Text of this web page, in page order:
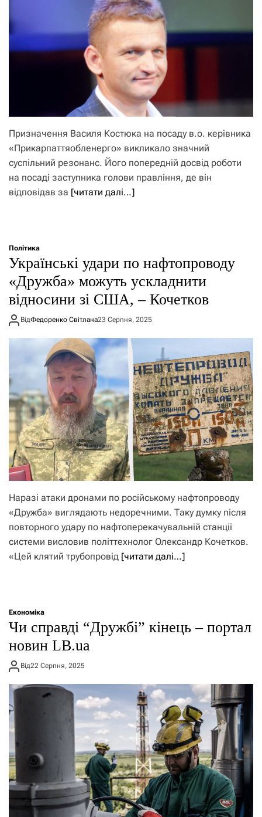
Призначення Василя Костюка на посаду в.о. керівника
«Прикарпаттяобленерго» викликало значний
суспільний резонанс. Його попередній досвід роботи
на посаді заступника голови правління, де він
відповідав за [читати далі…]
Політика
Українські удари по нафтопроводу
«Дружба» можуть ускладнити
відносини зі США, – Кочетков
ВідФедоренко Світлана23 Серпня, 2025
Наразі атаки дронами по російському нафтопроводу
«Дружба» виглядають недоречними. Таку думку після
повторного удару по нафтоперекачувальній станції
системи висловив політтехнолог Олександр Кочетков.
«Цей клятий трубопровід [читати далі…]
Економіка
Чи справді “Дружбі” кінець – портал
новин LB.ua
Від22 Серпня, 2025